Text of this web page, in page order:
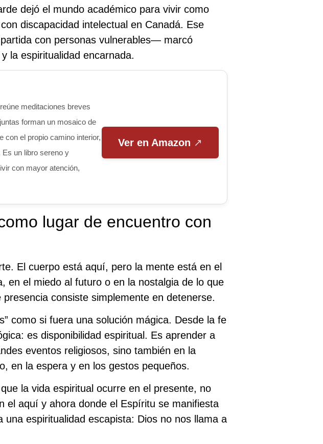
dejó el mundo académico para vivir como
discapacidad intelectual en Canadá. Ese
con personas vulnerables— marcó
la espiritualidad encarnada.
meditaciones breves
forman un mosaico de
con el propio camino interior,
Es un libro sereno y
con mayor atención,
Ver en Amazon
lugar de encuentro con
El cuerpo está aquí, pero la mente está en el
en el miedo al futuro o en la nostalgia de lo que
consiste simplemente en detenerse.
como si fuera una solución mágica. Desde la fe
es disponibilidad espiritual. Es aprender a
eventos religiosos, sino también en la
en la espera y en los gestos pequeños.
la vida espiritual ocurre en el presente, no
el aquí y ahora donde el Espíritu se manifiesta
espiritualidad escapista: Dios no nos llama a